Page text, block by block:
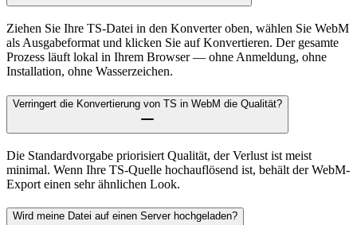
Ziehen Sie Ihre TS-Datei in den Konverter oben, wählen Sie WebM
als Ausgabeformat und klicken Sie auf Konvertieren. Der gesamte
Prozess läuft lokal in Ihrem Browser — ohne Anmeldung, ohne
Installation, ohne Wasserzeichen.
Verringert die Konvertierung von TS in WebM die Qualität?
Die Standardvorgabe priorisiert Qualität, der Verlust ist meist
minimal. Wenn Ihre TS-Quelle hochauflösend ist, behält der WebM-
Export einen sehr ähnlichen Look.
Wird meine Datei auf einen Server hochgeladen?